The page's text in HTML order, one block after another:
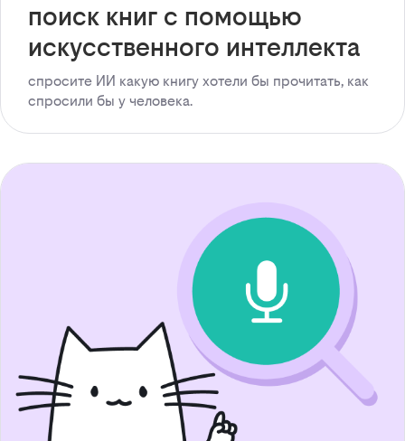
поиск книг с помощью
искусственного интеллекта
спросите ИИ какую книгу хотели бы прочитать, как
спросили бы у человека.